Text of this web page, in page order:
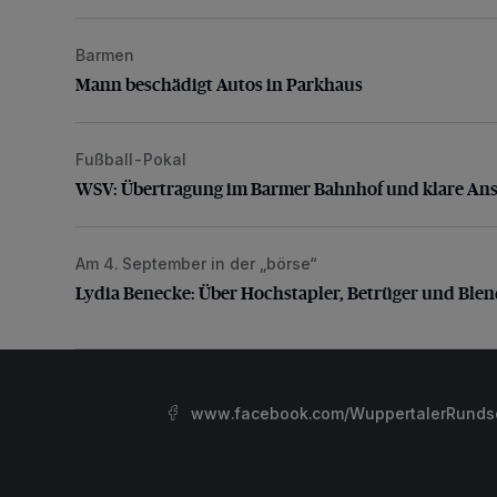
Mann beschädigt Autos in Parkhaus
Barmen
Mann beschädigt Autos in Parkhaus
WSV: Übertragung im Barmer Bahnhof und klare
Fußball-Pokal
WSV: Übertragung im Barmer Bahnhof und klare
Lydia Benecke: Über Hochstapler, Betrüger und
Am 4. September in der „börse“
Lydia Benecke: Über Hochstapler, Betrüger und
www.facebook.com/